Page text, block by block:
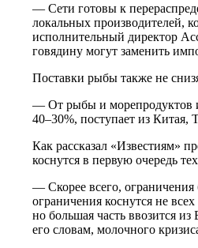
— Сети готовы к
локальных производителей,
исполнительный директор
говядину могут заменить
Поставки рыбы также не
— От рыбы и морепродуктов
40–30%, поступает из
Как рассказал «Известиям»
коснутся в первую очередь
— Скорее всего,
ограничения коснутся не
но большая часть ввозится
его словам, молочного